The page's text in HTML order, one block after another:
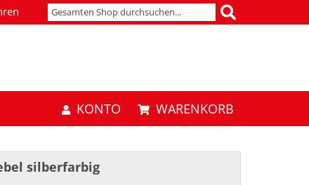
KONTO WARENKORB
silberfarbig